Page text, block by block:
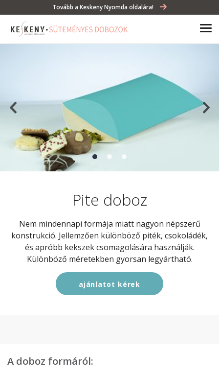
Tovább a Keskeny Nyomda oldalára!
Pite doboz
Nem mindennapi formája miatt nagyon népszerű
konstrukció. Jellemzően különböző piték, csokoládék,
és apróbb kekszek csomagolására használják.
Különböző méretekben gyorsan legyártható.
ajánlatot kérek
A doboz formáról: